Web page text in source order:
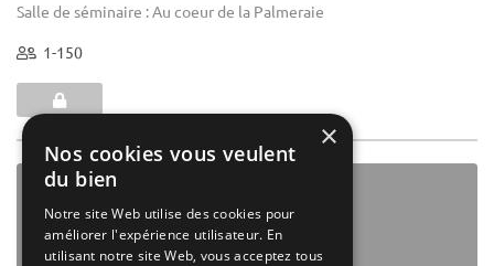
Salle de séminaire : Au coeur de la Palmeraie
1-150
×
Nos cookies vous veulent
du bien
Notre site Web utilise des cookies pour
améliorer l'expérience utilisateur. En
utilisant notre site Web, vous acceptez tous